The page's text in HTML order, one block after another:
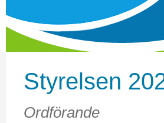
Styrelsen
Ordförande